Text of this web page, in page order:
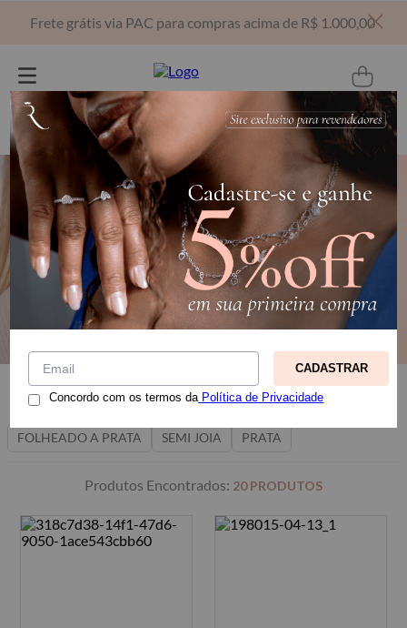
Frete grátis via PAC para compras acima de R$ 1.000,00
Digite sua busca aqui...
Relevância
Filtrar
FOLHEADO A PRATA SEMI JOIA PRATA
20PRODUTOS
CADASTRAR
Concordo com os termos da Política de Privacidade